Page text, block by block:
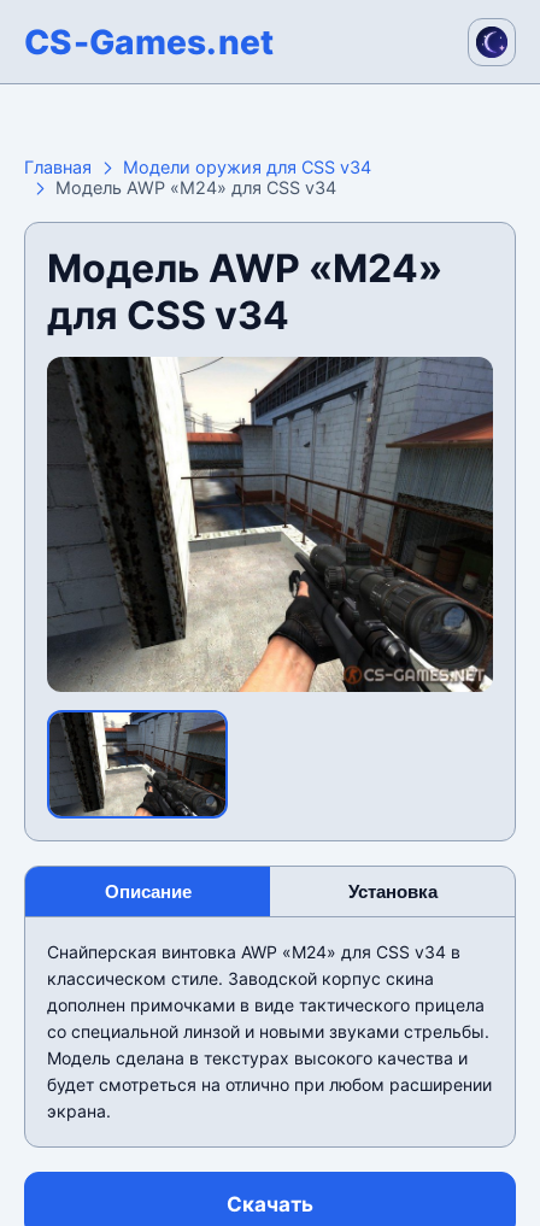
CS-Games.net
Главная
Модели оружия для CSS v34
Модель AWP «M24» для CSS v34
Модель AWP «M24»
для CSS v34
Описание Установка
Снайперская винтовка AWP «M24» для CSS v34 в
классическом стиле. Заводской корпус скина
дополнен примочками в виде тактического прицела
со специальной линзой и новыми звуками стрельбы.
Модель сделана в текстурах высокого качества и
будет смотреться на отлично при любом расширении
экрана.
Скачать